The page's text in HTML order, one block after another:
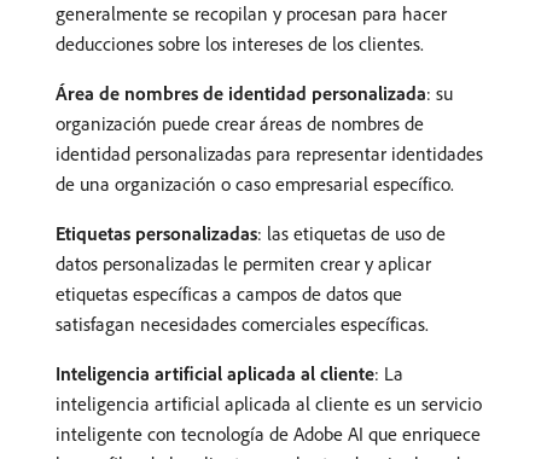
generalmente se recopilan y procesan para hacer
deducciones sobre los intereses de los clientes.
Área de nombres de identidad personalizada: su
organización puede crear áreas de nombres de
identidad personalizadas para representar identidades
de una organización o caso empresarial específico.
Etiquetas personalizadas: las etiquetas de uso de
datos personalizadas le permiten crear y aplicar
etiquetas específicas a campos de datos que
satisfagan necesidades comerciales específicas.
Inteligencia artificial aplicada al cliente: La
inteligencia artificial aplicada al cliente es un servicio
inteligente con tecnología de Adobe AI que enriquece